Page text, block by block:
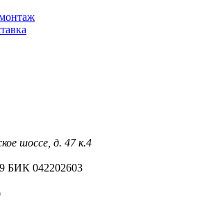
шоссе, д. 47 к.4
БИК 042202603